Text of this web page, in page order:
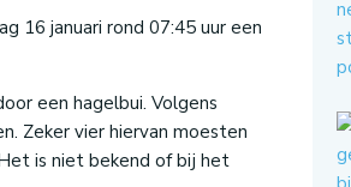
16 januari rond 07:45 uur een
een hagelbui. Volgens
Zeker vier hiervan moesten
is niet bekend of bij het